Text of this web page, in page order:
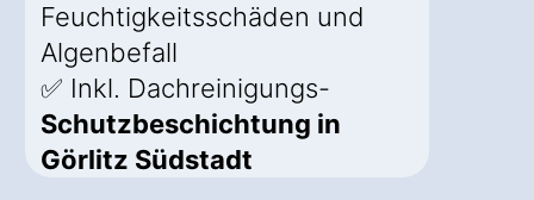
Feuchtigkeitsschäden und
Algenbefall
✅ Inkl. Dachreinigungs-
Schutzbeschichtung in
Görlitz Südstadt